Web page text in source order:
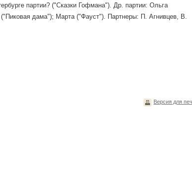
партии? ("Сказки Гофмана"). Др. партии: Ольга
дама"); Марта ("Фауст"). Партнеры: П. Агнивцев, В.
Версия для